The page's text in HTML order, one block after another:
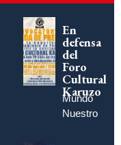
En
defensa
del
Foro
Cultural
Karuzo
Mundo
Nuestro